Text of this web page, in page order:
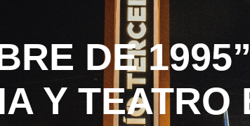
DE
Y TEATRO